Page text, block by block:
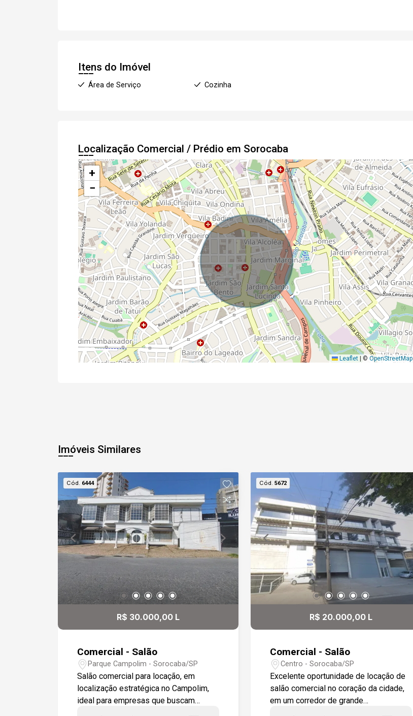
Itens do Imóvel
Área de Serviço Cozinha
Localização Comercial / Prédio em Sorocaba
+
−
Leaflet | © OpenStreetMap
Imóveis Similares
Cód. 6444
R$ 30.000,00 L
Comercial - Salão
Parque Campolim - Sorocaba/SP
Salão comercial para locação, em
localização estratégica no Campolim,
ideal para empresas que buscam
Cód. 5672
R$ 20.000,00 L
Comercial - Salão
Centro - Sorocaba/SP
Excelente oportunidade de locação de
salão comercial no coração da cidade,
em um corredor de grande